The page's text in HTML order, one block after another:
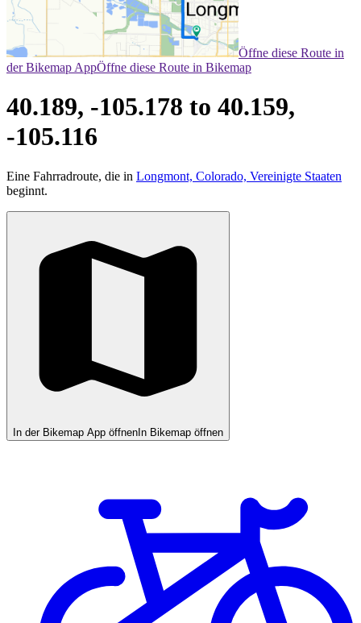
Öffne diese Route in
der Bikemap AppÖffne diese Route in Bikemap
40.189, -105.178 to 40.159,
-105.116
Eine Fahrradroute, die in Longmont, Colorado, Vereinigte Staaten
beginnt.
In der Bikemap App öffnen In Bikemap öffnen